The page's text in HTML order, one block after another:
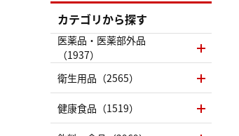
カテゴリから探す
医薬品・医薬部外品
（1937）
衛生用品（2565）
健康食品（1519）